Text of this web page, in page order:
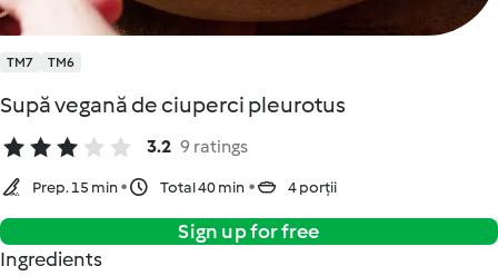
TM7 TM6
Supă vegană de ciuperci pleurotus
3.2 9 ratings
Prep. 15 min Total 40 min 4 porții
Sign up for free
Ingredients